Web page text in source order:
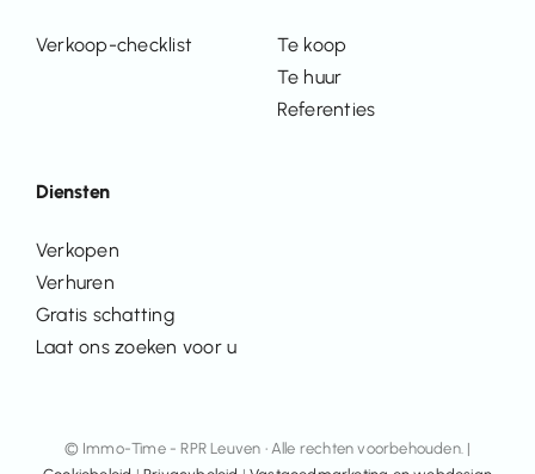
Diensten
Verkopen
Verhuren
Gratis schatting
Laat ons zoeken voor u
Te koop
Te huur
Referenties
Verkoop-checklist
© Immo-Time - RPR Leuven • Alle rechten voorbehouden. |